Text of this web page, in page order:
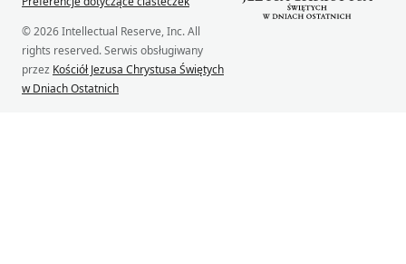
© 2026 Intellectual Reserve, Inc. All
rights reserved. Serwis obsługiwany
przez Kościół Jezusa Chrystusa Świętych
w Dniach Ostatnich